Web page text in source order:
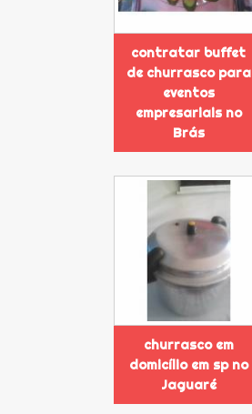
contratar buffet
de churrasco para
eventos
empresariais no
Brás
churrasco em
domicílio em sp no
Jaguaré